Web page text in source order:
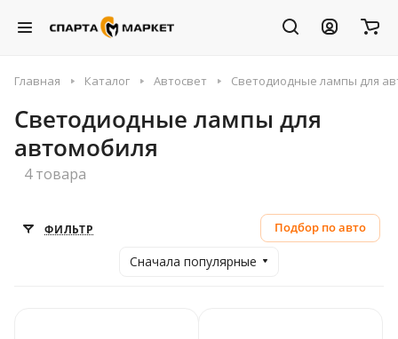
Главная Каталог Автосвет Светодиодные лампы для
Светодиодные лампы для
автомобиля
4 товара
ФИЛЬТР Подбор по авто
Сначала популярные